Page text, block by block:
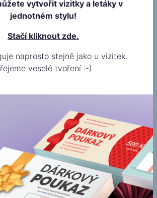
vizitku s logem/obrázkem
si vlastní vizitku
vytvořit vizitky a letáky v
jednotném stylu!
Stačí kliknout zde.
naprosto stejně jako u vizitek.
veselé tvoření :-)